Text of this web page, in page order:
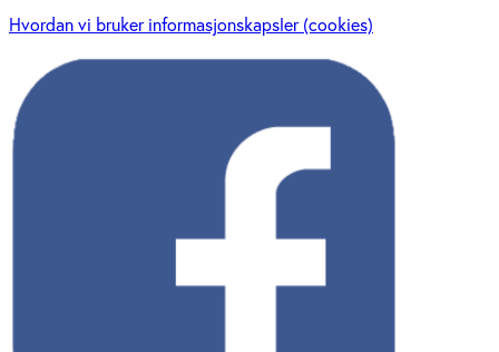
Hvordan vi bruker informasjonskapsler (cookies)